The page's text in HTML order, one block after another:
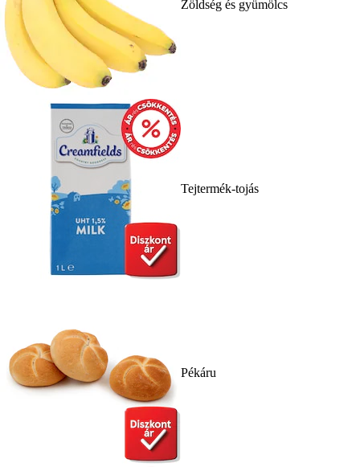
Zöldség és gyümölcs
Tejtermék-tojás
Pékáru